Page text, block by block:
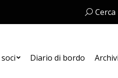
Cerca:Cerca
Diario di bordo
Contatti